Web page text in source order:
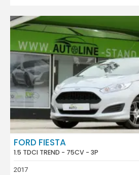
FORD FIESTA
1.5 TDCI TREND - 75CV - 3P
2017